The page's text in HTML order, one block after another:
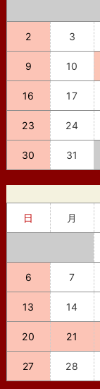
2 3
9 10
16 17
23 24
30 31
日
月
6 7
13 14
20 21
27 28